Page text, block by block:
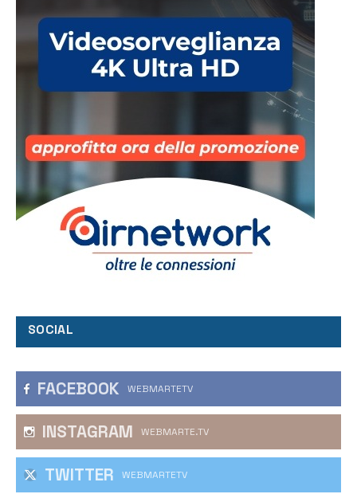
SOCIAL
FACEBOOK WEBMARTETV
INSTAGRAM WEBMARTE.TV
TWITTER WEBMARTETV